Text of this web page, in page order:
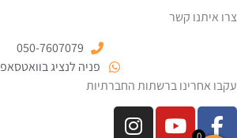
צרו איתנו קשר
050-7607079
פניה לנציג בוואטסאפ
עקבו אחרינו ברשתות החברתיות